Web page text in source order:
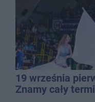
19 września
Znamy cały